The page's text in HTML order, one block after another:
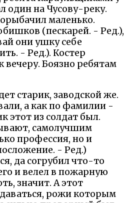
один на Чусову-реку.
маленько.
(пескарей. - Ред.),
они ушку себе
- Ред.). Костер
вечеру. Боязно ребятам
старик, заводской же.
а как по фамилии -
этот из солдат был.
самолучшим
профессия, но и
- Ред.)
да согрубил что-то
и велел в пожарную
значит. А этот
рожи которым